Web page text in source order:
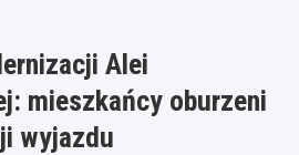
Alei
mieszkańcy oburzeni
wyjazdu